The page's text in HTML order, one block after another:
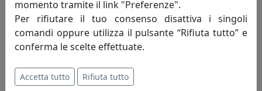
196,00 €
momento tramite il link "Preferenze".
Per rifiutare il tuo consenso disattiva i singoli
comandi oppure utilizza il pulsante “Rifiuta tutto” e
conferma le scelte effettuate.
Accetta tutto Rifiuta tutto